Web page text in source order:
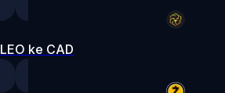
LEO ke CAD